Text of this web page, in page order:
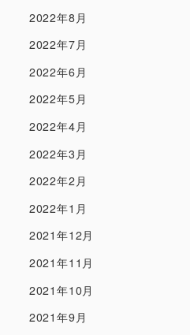
2022年8月
2022年7月
2022年6月
2022年5月
2022年4月
2022年3月
2022年2月
2022年1月
2021年12月
2021年11月
2021年10月
2021年9月